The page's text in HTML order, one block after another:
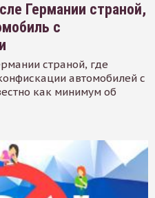
Германии страной,
с
страной, где
автомобилей с
как минимум об